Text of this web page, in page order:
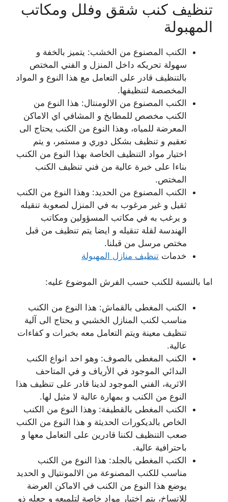
تنظيف كنب شقق وفلل ومكاتب
المهبولة
الكنب المصنوع من الخشب: يتميز بالخفة و
سهولة تحريكه داخل المنزل و الفني المختص
بالتنظيف قادر على التعامل مع هذا النوع و المواد
المخصصة لتنظيفها.
الكنب المصنوع من الالومنتال: هذا النوع من
الكنب مخصص للمطابخ و المشافي اي الاماكن
المعرضة للمياه، وهذا النوع من الكنب يحتاج الى
تعقيم و تنظيف بشكل دوري و مستمر، و يتم
اختيار مواد التنظيف الخاصة بهذا النوع من الكنب
بناءا على خبرة عالية من فني تنظيف الكنب
المختص.
الكنب المصنوع من الحديد: وهذا النوع من الكنب
ثقيل و غير مرغوب به في المنزل لصعوبة تنقيله
و يرغب به في مكاتب المسؤولين ومكاتب
الهندسة لقلة تنقيله و ايضا يتم تنظيف من قبل
مختص مرسل من قبلنا.
خدمات تنظيف منازل المهبولة
اما بالنسبة للكنب حسب الفرش الموضوع عليه:
الكنب المغطى بالقماش: هذا النوع من الكنب
مناسب لكنب المنازل الخشبي و يحتاج الى آلية
تنظيف معينة ويتم التعامل معه بخبرات و كفاءات
عالية.
الكنب المغطى بالصوف: وهو احد انواع الكنب
البدائي الموجود في الأرياف و في المتاحف
الاثرية، الفني الموجود لدينا قادر على تنظيف هذا
النوع من الكنب و بمهارة عالية لا مثيل لها.
الكنب المغطى بالقطيفة: وهذا النوع من الكنب
الخاص بالديكورات الحديثة و هذا النوع من الكنب
صعب التنظيف لكننا قادرين على التعامل معها و
باحترافية عالية.
الكتب المغطى بالجلد: هذا النوع من الكنب
مناسب للكنب المصنوعة من الالمونتيال و الحديد
يوضع هذا النوع من الكنب في الاماكن العرضة
للاتساخ، يتم اختيار مواد خاصة لتلميعه و جعله ذو